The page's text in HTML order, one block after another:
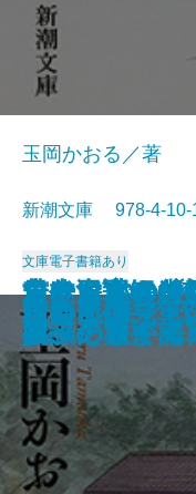
走らないの
NHK 気にな
ローマ亡き
賊、そして
ローマ亡き
賊、そして
ビッチマグネ
ご先祖様はど
古代史謎解
国編―
とりあたま
今日もごち
ある一日
負けんとき
喜子の種ま
玉岡かおる／著
新潮文庫 978-4-
文庫電子書籍あり
負けんとき
喜子の種ま
荻窪 シェア
日本海軍400
参謀たちが
蛍の航跡―軍
山とそば
若き日本の
州への旅―
ローマ亡き
賊、そして
ローマ亡き
賊、そして
思い出のマー
自負と偏見